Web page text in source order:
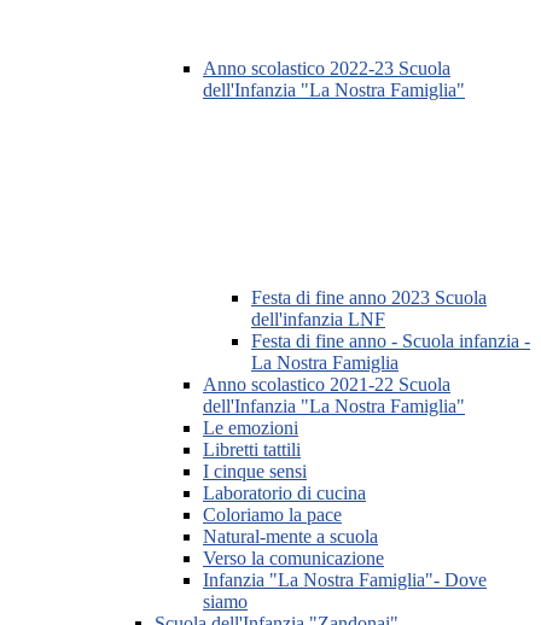
Anno scolastico 2022-23 Scuola
dell'Infanzia "La Nostra Famiglia"
Festa di fine anno 2023 Scuola
dell'infanzia LNF
Festa di fine anno - Scuola infanzia -
La Nostra Famiglia
Anno scolastico 2021-22 Scuola
dell'Infanzia "La Nostra Famiglia"
Le emozioni
Libretti tattili
I cinque sensi
Laboratorio di cucina
Coloriamo la pace
Natural-mente a scuola
Verso la comunicazione
Infanzia "La Nostra Famiglia"- Dove
siamo